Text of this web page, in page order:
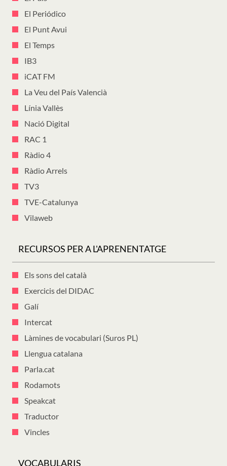
El Periódico
El Punt Avui
El Temps
IB3
iCAT FM
La Veu del País Valencià
Línia Vallès
Nació Digital
RAC 1
Ràdio 4
Ràdio Arrels
TV3
TVE-Catalunya
Vilaweb
RECURSOS PER A L'APRENENTATGE
Els sons del català
Exercicis del DIDAC
Galí
Intercat
Làmines de vocabulari (Suros PL)
Llengua catalana
Parla.cat
Rodamots
Speakcat
Traductor
Vincles
VOCABULARIS